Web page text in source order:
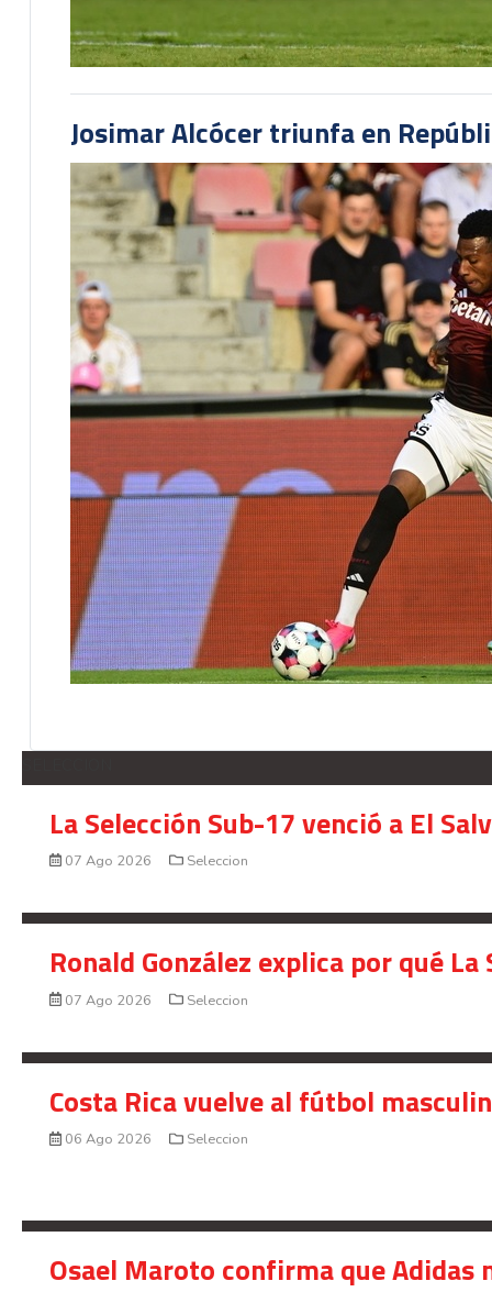
Josimar Alcócer triunfa en
La Selección Sub-17 venció a El
07 Ago 2026 Seleccion
Ronald González explica por qué
07 Ago 2026 Seleccion
Costa Rica vuelve al fútbol
06 Ago 2026 Seleccion
Osael Maroto confirma que Adidas